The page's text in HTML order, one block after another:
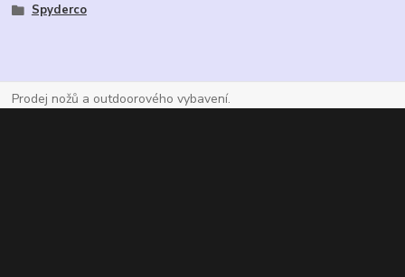
Spyderco
Prodej nožů a outdoorového vybavení.